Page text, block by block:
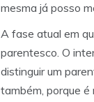
mesma já posso
A fase atual em
parentesco. O
distinguir um
também, porque é